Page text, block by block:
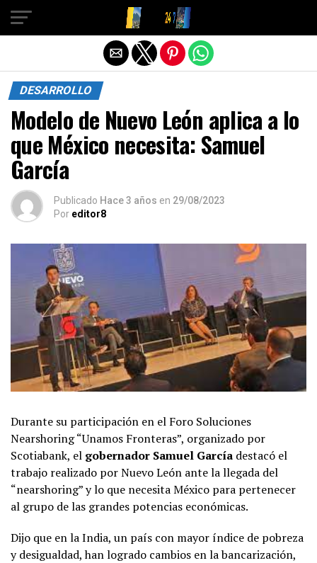
DESARROLLO
Modelo de Nuevo León aplica a lo
que México necesita: Samuel
García
Publicado Hace 3 años en 29/08/2023
Por editor8
Durante su participación en el Foro Soluciones
Nearshoring “Unamos Fronteras”, organizado por
Scotiabank, el gobernador Samuel García destacó el
trabajo realizado por Nuevo León ante la llegada del
“nearshoring” y lo que necesita México para pertenecer
al grupo de las grandes potencias económicas.
Dijo que en la India, un país con mayor índice de pobreza
y desigualdad, han logrado cambios en la bancarización,
Salir de la versión móvil